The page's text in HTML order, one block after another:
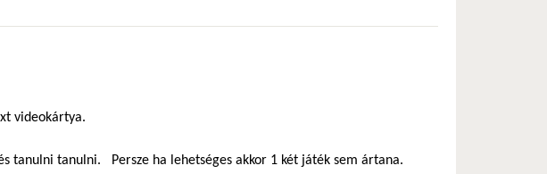
videokártya.
tanulni tanulni. Persze ha lehetséges akkor 1 két játék sem ártana.